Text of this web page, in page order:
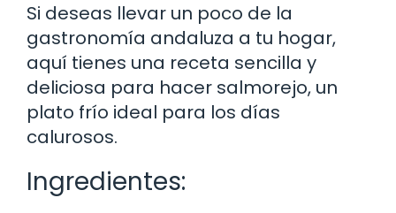
Si deseas llevar un poco de la
gastronomía andaluza a tu hogar,
aquí tienes una receta sencilla y
deliciosa para hacer salmorejo, un
plato frío ideal para los días
calurosos.
Ingredientes: